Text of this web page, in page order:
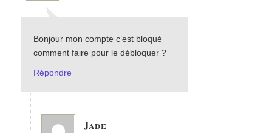
Bonjour mon compte c’est bloqué
comment faire pour le débloquer ?
Répondre
Jade